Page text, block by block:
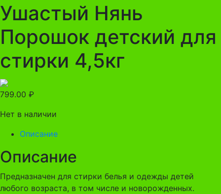
Ушастый Нянь
Порошок детский для
стирки 4,5кг
799.00 ₽
Нет в наличии
Описание
Описание
Предназначен для стирки белья и одежды детей
любого возраста, в том числе и новорожденных.